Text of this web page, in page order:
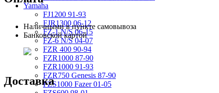
Yamaha
FJ1200 91-93
FJR1300 06-12
FZ-1 N/S 06-15
FZ-6 N/S 04-07
FZR 400 90-94
FZR1000 87-90
FZR1000 91-93
FZR750 Genesis 87-90
FZS1000 Fazer 01-05
Наличными в пункте самовывоза
Банковской картой
Доставка